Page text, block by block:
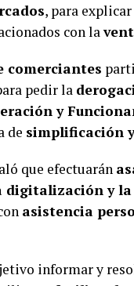
, para
con la
comerciantes
pedir la
y
de simplificación
que efectuarán
digitalización y
asistencia
informar y